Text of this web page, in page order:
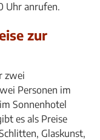
Uhr anrufen.
zur
zwei
Personen im
Sonnenhotel
es als Preise
Glaskunst,